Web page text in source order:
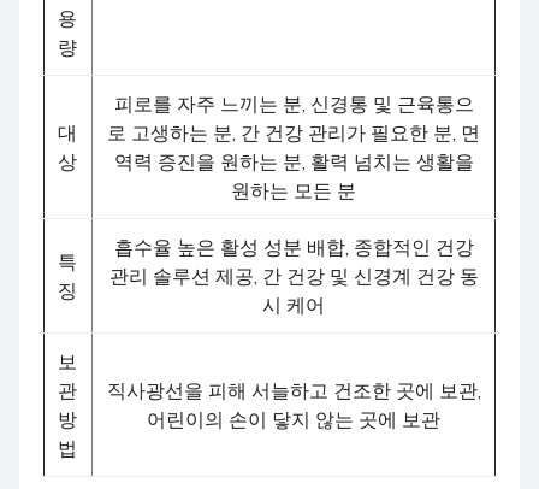
용
량
대
상
피로를 자주 느끼는 분, 신경통 및 근육통으
로 고생하는 분, 간 건강 관리가 필요한 분, 면
역력 증진을 원하는 분, 활력 넘치는 생활을
원하는 모든 분
특
징
흡수율 높은 활성 성분 배합, 종합적인 건강
관리 솔루션 제공, 간 건강 및 신경계 건강 동
시 케어
보
관
방
법
직사광선을 피해 서늘하고 건조한 곳에 보관,
어린이의 손이 닿지 않는 곳에 보관